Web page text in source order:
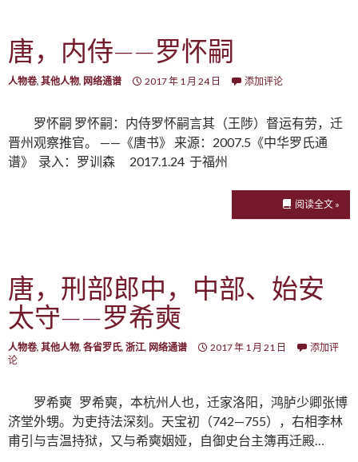
唐，内侍——罗怀嗣
人物卷, 其他人物, 网络通谱 2017 年 1 月 24 日 添加评论
罗怀嗣 罗怀嗣：内侍罗怀嗣言其（王陟）督运有劳，迁
晋州观察推官。 ——《唐书》 来源：2007.5《中华罗氏通
谱》 录入：罗训森 2017.1.24 于福州
阅读全文 »
唐，刑部郎中，中部、始安
太守——罗希奭
人物卷, 其他人物, 各省罗氏, 浙江, 网络通谱 2017 年 1 月 21 日
添加评
论
罗希奭 罗希奭，本杭州人也，迁家洛阳，鸿胪少卿张博
济堂外甥。为吏持法深刻。天宝初（742—755），右相李林
甫引与吉温持狱，又与希奭姻娅，自御史台主簿再迁殿…